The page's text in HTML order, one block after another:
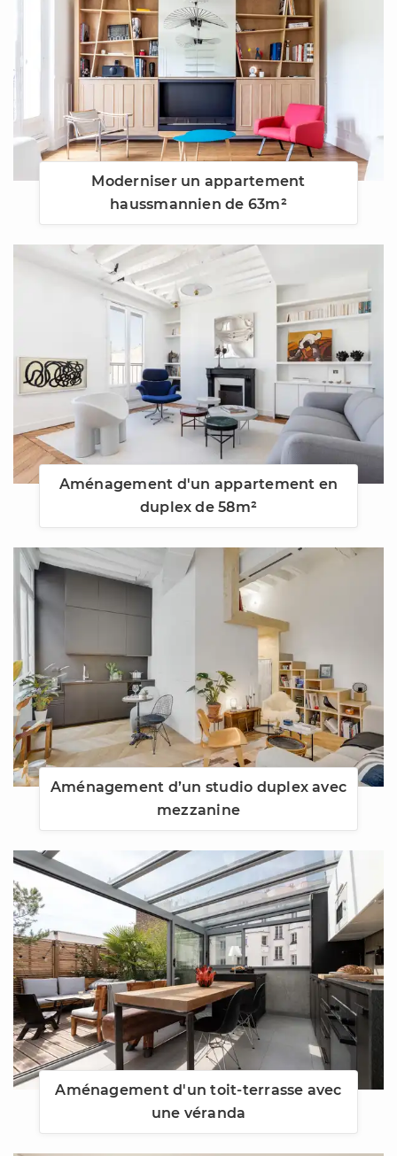
Moderniser un appartement
haussmannien de 63m²
Aménagement d'un appartement en
duplex de 58m²
Aménagement d’un studio duplex avec
mezzanine
Aménagement d'un toit-terrasse avec
une véranda